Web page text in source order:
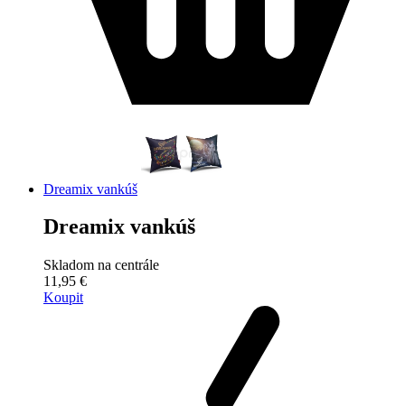
Dreamix vankúš
Dreamix vankúš
Skladom na centrále
11,95 €
Koupit